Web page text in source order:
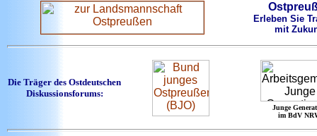
Erleben Sie
mit
Die Träger des Ostdeutschen
Diskussionsforums:
Junge
im BdV